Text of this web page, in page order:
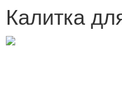
Калитка